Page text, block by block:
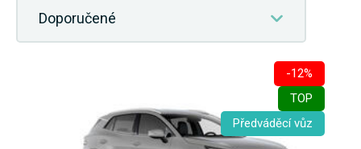
Doporučené
-12%
TOP
Předváděcí vůz